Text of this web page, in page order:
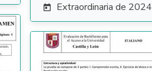
 Extraordinaria de 2024